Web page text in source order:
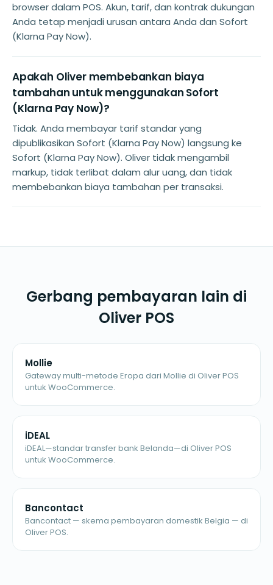
browser dalam POS. Akun, tarif, dan kontrak dukungan
Anda tetap menjadi urusan antara Anda dan Sofort
(Klarna Pay Now).
Apakah Oliver membebankan biaya
tambahan untuk menggunakan Sofort
(Klarna Pay Now)?
Tidak. Anda membayar tarif standar yang
dipublikasikan Sofort (Klarna Pay Now) langsung ke
Sofort (Klarna Pay Now). Oliver tidak mengambil
markup, tidak terlibat dalam alur uang, dan tidak
membebankan biaya tambahan per transaksi.
Gerbang pembayaran lain di
Oliver POS
Mollie
Gateway multi-metode Eropa dari Mollie di Oliver POS
untuk WooCommerce.
iDEAL
iDEAL—standar transfer bank Belanda—di Oliver POS
untuk WooCommerce.
Bancontact
Bancontact — skema pembayaran domestik Belgia — di
Oliver POS.